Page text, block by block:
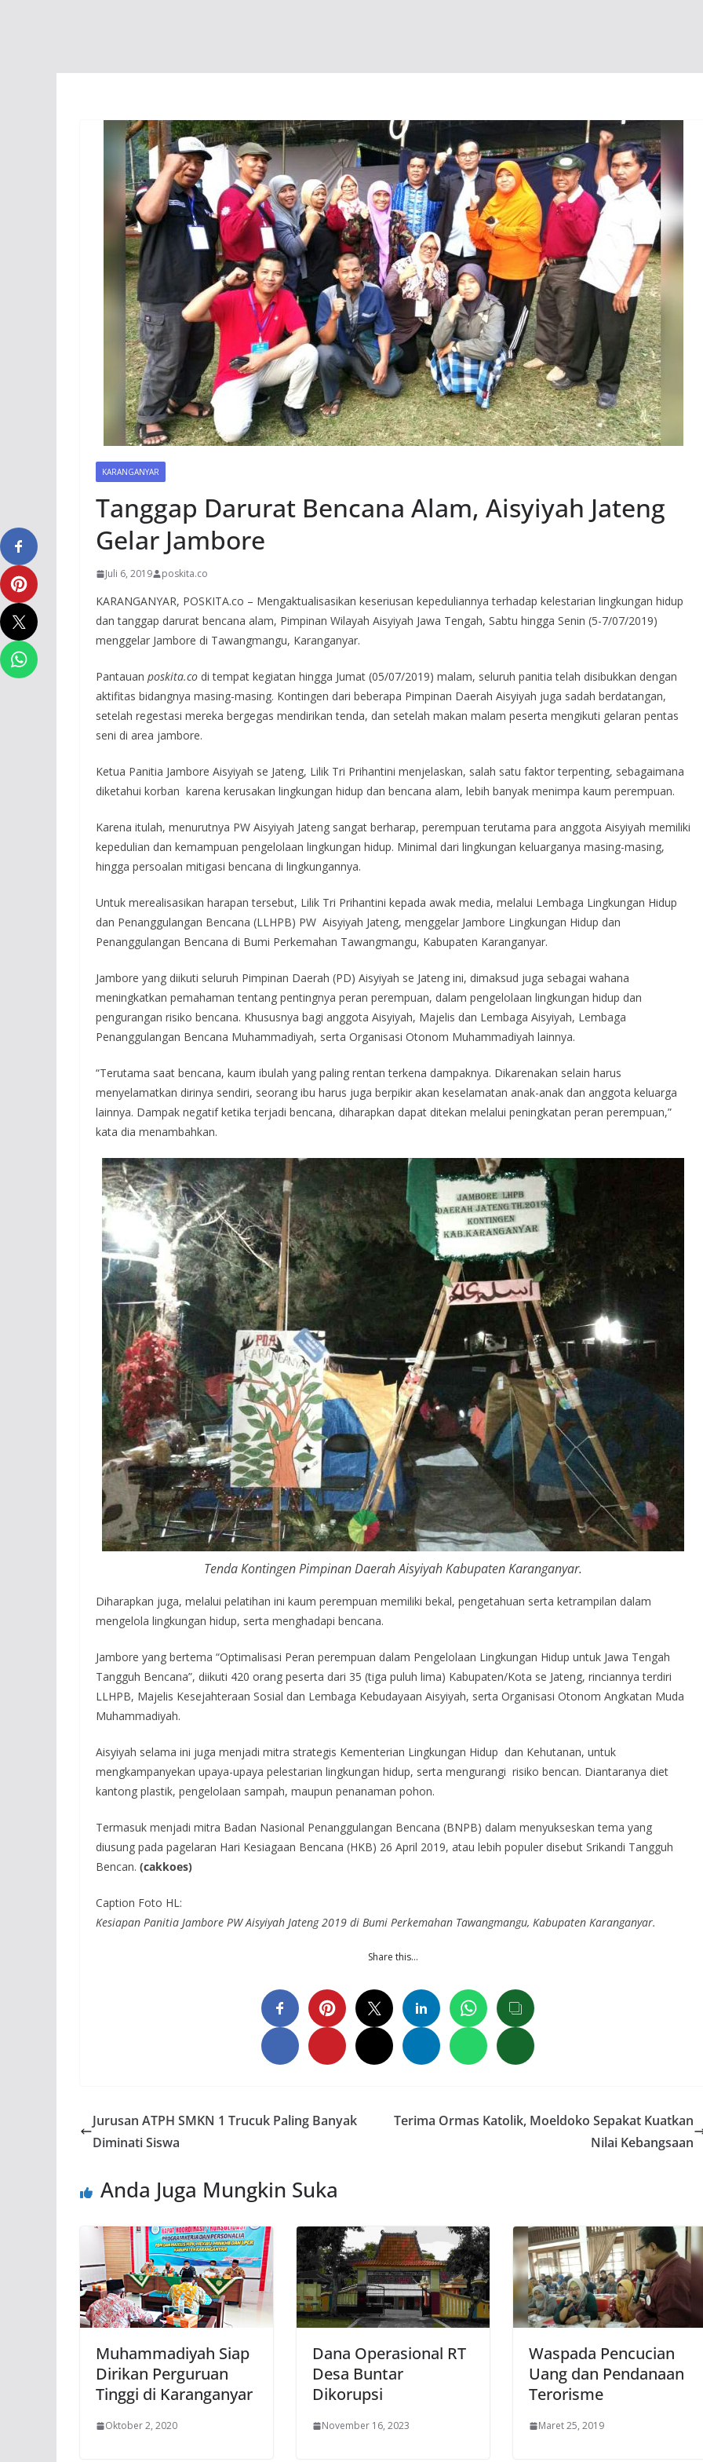
KARANGANYAR
Tanggap Darurat Bencana Alam, Aisyiyah Jateng
Gelar Jambore
Juli 6, 2019 poskita.co
KARANGANYAR, POSKITA.co – Mengaktualisasikan keseriusan kepeduliannya terhadap kelestarian lingkungan hidup
dan tanggap darurat bencana alam, Pimpinan Wilayah Aisyiyah Jawa Tengah, Sabtu hingga Senin (5-7/07/2019)
menggelar Jambore di Tawangmangu, Karanganyar.
Pantauan poskita.co di tempat kegiatan hingga Jumat (05/07/2019) malam, seluruh panitia telah disibukkan dengan
aktifitas bidangnya masing-masing. Kontingen dari beberapa Pimpinan Daerah Aisyiyah juga sadah berdatangan,
setelah regestasi mereka bergegas mendirikan tenda, dan setelah makan malam peserta mengikuti gelaran pentas
seni di area jambore.
Ketua Panitia Jambore Aisyiyah se Jateng, Lilik Tri Prihantini menjelaskan, salah satu faktor terpenting, sebagaimana
diketahui korban karena kerusakan lingkungan hidup dan bencana alam, lebih banyak menimpa kaum perempuan.
Karena itulah, menurutnya PW Aisyiyah Jateng sangat berharap, perempuan terutama para anggota Aisyiyah memiliki
kepedulian dan kemampuan pengelolaan lingkungan hidup. Minimal dari lingkungan keluarganya masing-masing,
hingga persoalan mitigasi bencana di lingkungannya.
Untuk merealisasikan harapan tersebut, Lilik Tri Prihantini kepada awak media, melalui Lembaga Lingkungan Hidup
dan Penanggulangan Bencana (LLHPB) PW Aisyiyah Jateng, menggelar Jambore Lingkungan Hidup dan
Penanggulangan Bencana di Bumi Perkemahan Tawangmangu, Kabupaten Karanganyar.
Jambore yang diikuti seluruh Pimpinan Daerah (PD) Aisyiyah se Jateng ini, dimaksud juga sebagai wahana
meningkatkan pemahaman tentang pentingnya peran perempuan, dalam pengelolaan lingkungan hidup dan
pengurangan risiko bencana. Khususnya bagi anggota Aisyiyah, Majelis dan Lembaga Aisyiyah, Lembaga
Penanggulangan Bencana Muhammadiyah, serta Organisasi Otonom Muhammadiyah lainnya.
“Terutama saat bencana, kaum ibulah yang paling rentan terkena dampaknya. Dikarenakan selain harus
menyelamatkan dirinya sendiri, seorang ibu harus juga berpikir akan keselamatan anak-anak dan anggota keluarga
lainnya. Dampak negatif ketika terjadi bencana, diharapkan dapat ditekan melalui peningkatan peran perempuan,”
kata dia menambahkan.
Tenda Kontingen Pimpinan Daerah Aisyiyah Kabupaten Karanganyar.
Diharapkan juga, melalui pelatihan ini kaum perempuan memiliki bekal, pengetahuan serta ketrampilan dalam
mengelola lingkungan hidup, serta menghadapi bencana.
Jambore yang bertema “Optimalisasi Peran perempuan dalam Pengelolaan Lingkungan Hidup untuk Jawa Tengah
Tangguh Bencana”, diikuti 420 orang peserta dari 35 (tiga puluh lima) Kabupaten/Kota se Jateng, rinciannya terdiri
LLHPB, Majelis Kesejahteraan Sosial dan Lembaga Kebudayaan Aisyiyah, serta Organisasi Otonom Angkatan Muda
Muhammadiyah.
Aisyiyah selama ini juga menjadi mitra strategis Kementerian Lingkungan Hidup dan Kehutanan, untuk
mengkampanyekan upaya-upaya pelestarian lingkungan hidup, serta mengurangi risiko bencan. Diantaranya diet
kantong plastik, pengelolaan sampah, maupun penanaman pohon.
Termasuk menjadi mitra Badan Nasional Penanggulangan Bencana (BNPB) dalam menyukseskan tema yang
diusung pada pagelaran Hari Kesiagaan Bencana (HKB) 26 April 2019, atau lebih populer disebut Srikandi Tangguh
Bencan. (cakkoes)
Caption Foto HL:
Kesiapan Panitia Jambore PW Aisyiyah Jateng 2019 di Bumi Perkemahan Tawangmangu, Kabupaten Karanganyar.
Share this…
Jurusan ATPH SMKN 1 Trucuk Paling Banyak
Diminati Siswa
Terima Ormas Katolik, Moeldoko Sepakat Kuatkan
Nilai Kebangsaan
Anda Juga Mungkin Suka
Muhammadiyah Siap
Dirikan Perguruan
Tinggi di Karanganyar
Oktober 2, 2020
Dana Operasional RT
Desa Buntar
Dikorupsi
November 16, 2023
Waspada Pencucian
Uang dan Pendanaan
Terorisme
Maret 25, 2019